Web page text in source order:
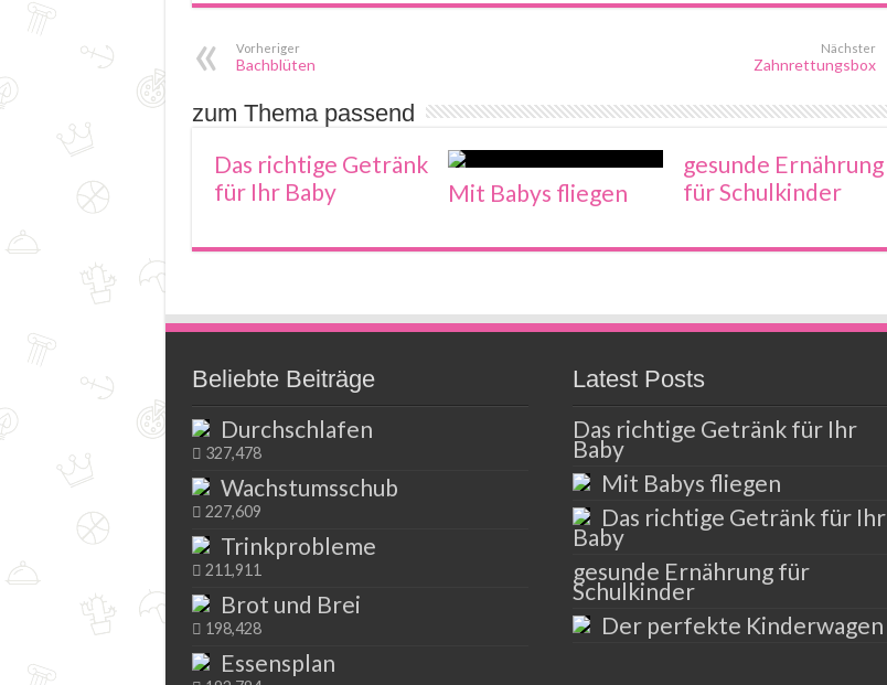
Vorheriger
Bachblüten
Nächster
Zahnrettungsbox
zum Thema passend
Das richtige Getränk
für Ihr Baby
Mit Babys fliegen
gesunde Ernährung
für Schulkinder
Beliebte Beiträge
Durchschlafen
327,478
Wachstumsschub
227,609
Trinkprobleme
211,911
Brot und Brei
198,428
Essensplan
Latest Posts
Das richtige Getränk für Ihr
Baby
Mit Babys fliegen
Das richtige Getränk für Ihr
Baby
gesunde Ernährung für
Schulkinder
Der perfekte Kinderwagen